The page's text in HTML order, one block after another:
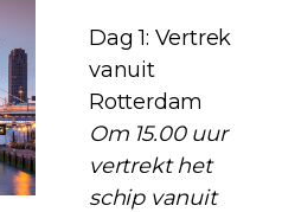
Dag 1: Vertrek
vanuit
Rotterdam
Om 15.00 uur
vertrekt het
schip vanuit